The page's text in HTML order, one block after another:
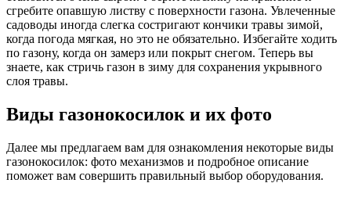
сгребите опавшую листву с поверхности газона. Увлеченные
садоводы иногда слегка состригают кончики травы зимой,
когда погода мягкая, но это не обязательно. Избегайте ходить
по газону, когда он замерз или покрыт снегом. Теперь вы
знаете, как стричь газон в зиму для сохранения укрывного
слоя травы.
Виды газонокосилок и их фото
Далее мы предлагаем вам для ознакомления некоторые виды
газонокосилок: фото механизмов и подробное описание
поможет вам совершить правильный выбор оборудования.